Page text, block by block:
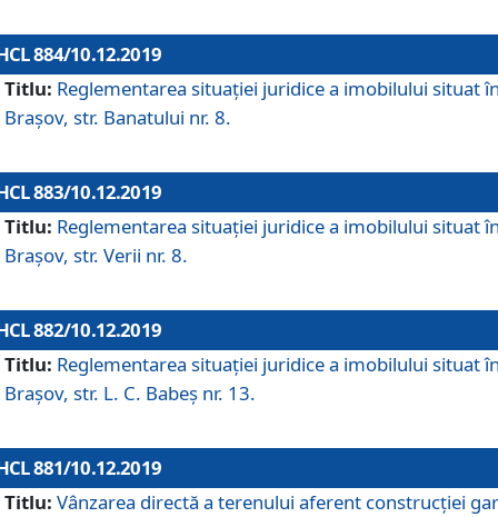
884/10.12.2019
Titlu: Reglementarea situației juridice a imobilului situat
Brașov, str. Banatului nr. 8.
883/10.12.2019
Titlu: Reglementarea situației juridice a imobilului situat
Brașov, str. Verii nr. 8.
882/10.12.2019
Titlu: Reglementarea situației juridice a imobilului situat
Brașov, str. L. C. Babeș nr. 13.
881/10.12.2019
Titlu: Vânzarea directă a terenului aferent construcției